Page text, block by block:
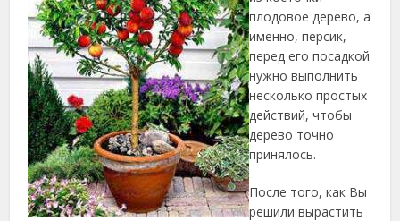
плодовое дерево, а
именно, персик,
перед его посадкой
нужно выполнить
несколько простых
действий, чтобы
дерево точно
принялось.
После того, как Вы
решили вырастить